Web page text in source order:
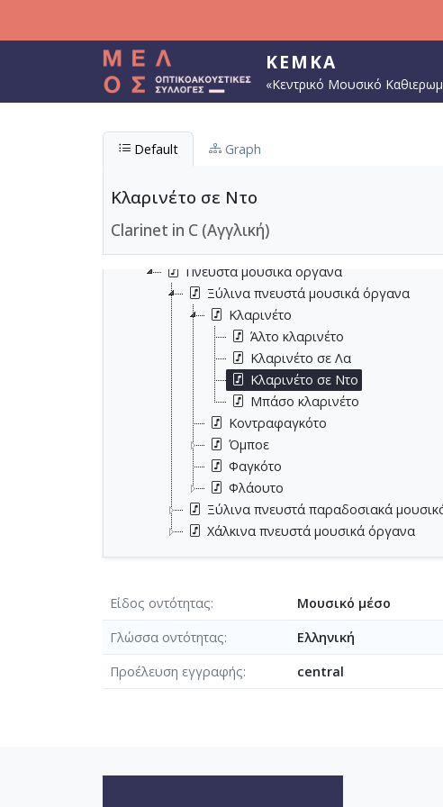
ΚΕΜΚΑ
«Κεντρικό Μουσικό
Default Graph
Κλαρινέτο σε Ντο
Clarinet in C (Αγγλική)
Μουσικά όργανα
Ηλεκτρονικά μουσικά μέσα
Κρουστά μουσικά όργανα
Πνευστά μουσικά όργανα
Ξύλινα πνευστά μουσικά όργανα
Κλαρινέτο
Άλτο κλαρινέτο
Κλαρινέτο σε Λα
Κλαρινέτο σε Ντο
Μπάσο κλαρινέτο
Κοντραφαγκότο
Όμποε
Φαγκότο
Φλάουτο
Ξύλινα πνευστά παραδοσιακά
Χάλκινα πνευστά μουσικά όργανα
Είδος οντότητας
Μουσικό μέσο
Γλώσσα οντότητας
Ελληνική
Προέλευση εγγραφής
central